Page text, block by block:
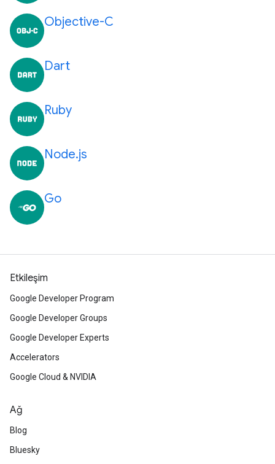
Objective-C
Dart
Ruby
Node.js
Go
Etkileşim
Google Developer Program
Google Developer Groups
Google Developer Experts
Accelerators
Google Cloud & NVIDIA
Ağ
Blog
Bluesky